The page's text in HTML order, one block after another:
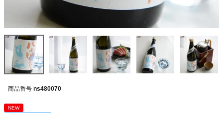
商品番号 ns480070
NEW